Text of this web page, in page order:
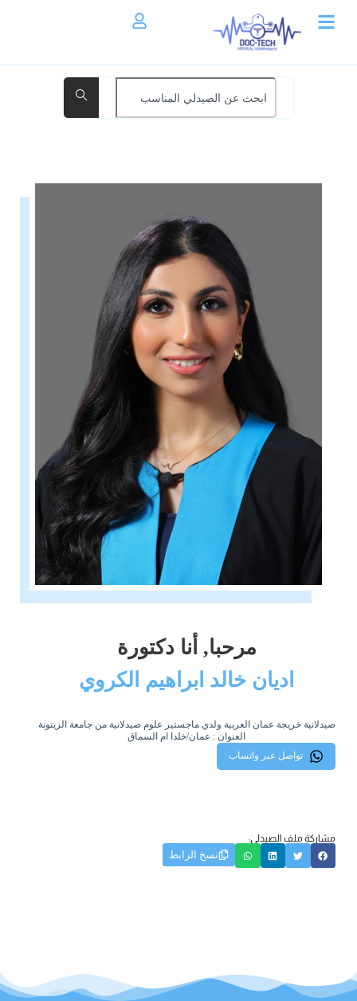
مرحبا, أنا دكتورة
اديان خالد ابراهيم الكروي
صيدلانية خريجة عمان العربية ولدي ماجستير علوم صيدلانية من جامعة الزيتونة
العنوان : عمان/خلدا ام السماق
تواصل عبر واتساب
مشاركة ملف الصيدلي:
نسخ الرابط